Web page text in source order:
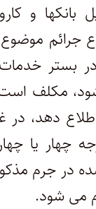
بانکها و
در بستر
مکلف است
دهد، در
چهار یا
در جرم
می شود.